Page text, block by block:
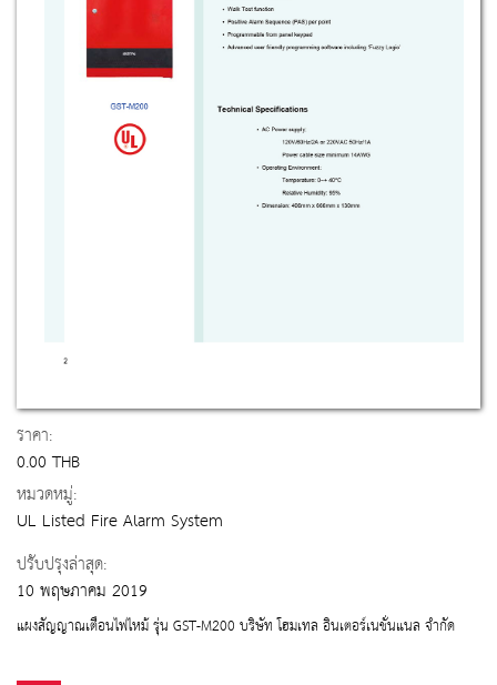
ราคา:
0.00 THB
หมวดหมู่:
UL Listed Fire Alarm System
ปรับปรุงล่าสุด:
10 พฤษภาคม 2019
แผงสัญญาณเตือนไฟไหม้ รุ่น GST-M200 บริษัท โฮมเทล อินเตอร์เนชั่นแนล จำกัด